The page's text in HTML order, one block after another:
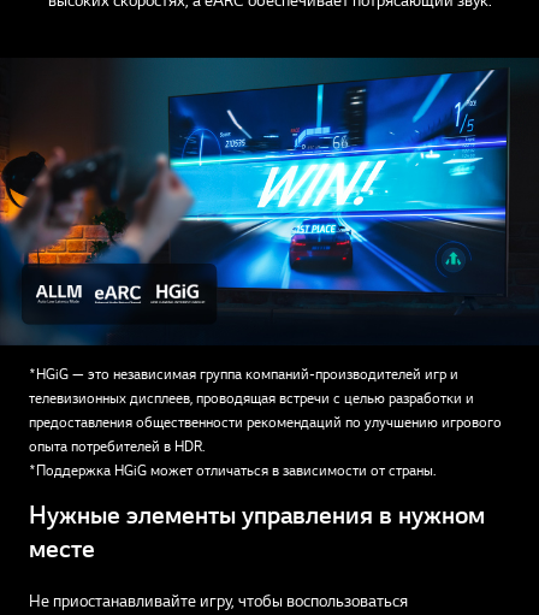
*HGiG — это независимая группа компаний-производителей игр и
телевизионных дисплеев, проводящая встречи с целью разработки и
предоставления общественности рекомендаций по улучшению игрового
опыта потребителей в HDR.
*Поддержка HGiG может отличаться в зависимости от страны.
Нужные элементы управления в нужном
месте
Не приостанавливайте игру, чтобы воспользоваться